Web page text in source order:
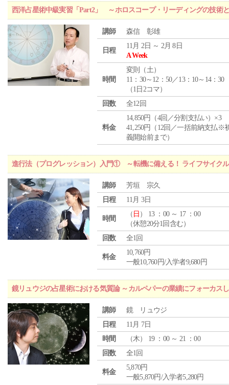
西洋占星術中級実習「Part2」 ～ホロスコープ・リーディングの技術
講師 森信 彰雄
日程
11月 2日 ～ 2月 8日
A Week
時間
変則（土）
11：30～12：50／13：10～14：30
（1日2コマ）
回数
全12回
料金
14,850円（4回／分割支払い）×3
41,250円（12回／一括前納支払※
義開始前まで）
進行法（プログレッション）入門① ～転機に備える！ ライフサイク
講師
芳垣 宗久
日程
11月 3日
時間
（ 日 ） 13 ：00 ～ 17 ：00
（休憩20分1回含む）
回数
全1回
料金
10,760円
一般10,760円/入学者9,680円
鏡リュウジの占星術における気質論 ～カルペパーの業績にフォーカス
講師
鏡 リュウジ
日程
11月 7日
時間
（木） 19 ：00 ～ 21 ：00
回数
全1回
料金
5,870円
一般5,870円/入学者5,280円